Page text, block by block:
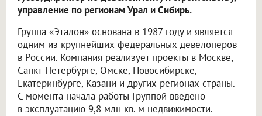
управление по регионам Урал и Сибирь.
Группа «Эталон» основана в 1987 году и является
одним из крупнейших федеральных девелоперов
в России. Компания реализует проекты в Москве,
Санкт-Петербурге, Омске, Новосибирске,
Екатеринбурге, Казани и других регионах страны.
С момента начала работы Группой введено
в эксплуатацию 9,8 млн кв. м недвижимости.